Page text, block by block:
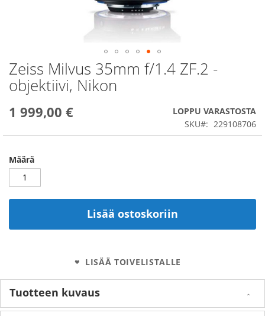
Zeiss Milvus 35mm f/1.4 ZF.2 -
objektiivi, Nikon
1 999,00 €
LOPPU VARASTOSTA
SKU
229108706
Määrä
Lisää ostoskoriin
LISÄÄ TOIVELISTALLE
Skip
to
the
of
Tuotteen kuvaus